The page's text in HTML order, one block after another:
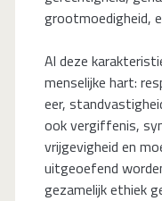
grootmoedigheid,
Al deze
menselijke hart:
eer,
ook vergiffenis,
vrijgevigheid en
uitgeoefend
gezamelijk ethiek